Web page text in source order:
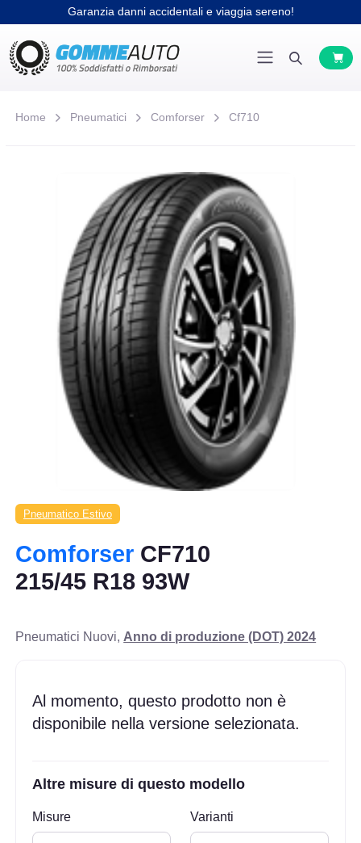
Garanzia danni accidentali e viaggia sereno!
Home Pneumatici Comforser Cf710
Pneumatico Estivo
Comforser CF710
215/45 R18 93W
Pneumatici Nuovi, Anno di produzione (DOT) 2024
Al momento, questo prodotto non è
disponibile nella versione selezionata.
Altre misure di questo modello
Misure Varianti